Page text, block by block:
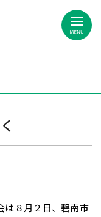
は８月２日、碧南市